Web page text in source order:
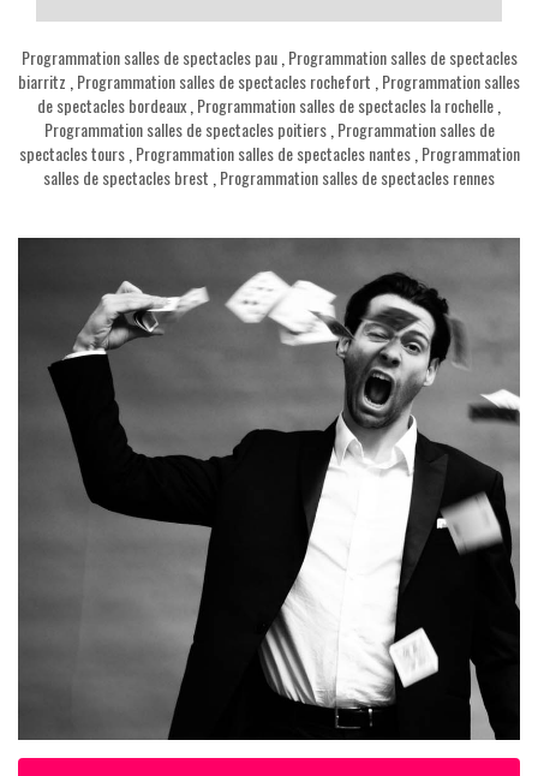
Programmation salles de spectacles pau, Programmation salles de spectacles
biarritz Programmation salles de spectacles rochefort Programmation salles
de spectacles bordeaux Programmation salles de spectacles la rochelle
Programmation salles de spectacles poitiers, Programmation salles de
spectacles tours, Programmation salles de spectacles nantes, Programmation
salles de spectacles brest Programmation salles de spectacles rennes